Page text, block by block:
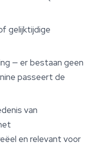
gelijktijdige
— er bestaan geen
passeert de
van
en relevant voor